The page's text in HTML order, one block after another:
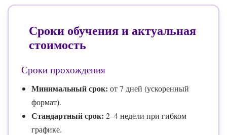
Сроки обучения и актуальная
стоимость
Сроки прохождения
Минимальный срок: от 7 дней (ускоренный
формат).
Стандартный срок: 2–4 недели при гибком
графике.